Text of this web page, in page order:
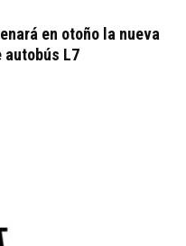
en otoño la nueva
autobús L7